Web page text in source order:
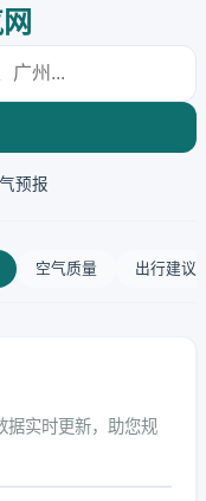
预报
空气质量 出行建议
据实时更新，助您规